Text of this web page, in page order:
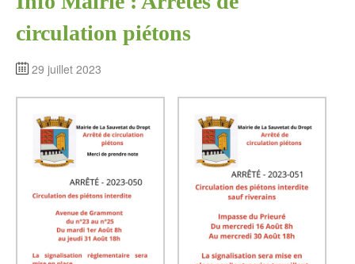
circulation piétons
29 juillet 2023